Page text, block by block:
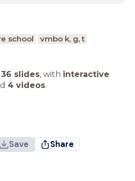
school
vmbo k, g, t
36 slides, with interactive
4 videos.
Save Share